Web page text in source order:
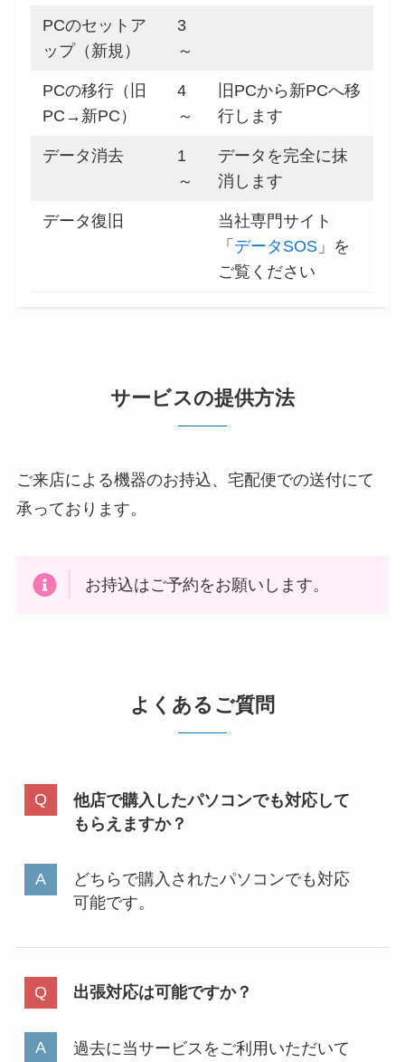
PCのセットア
ップ（新規）
3
～
PCの移行（旧
PC→新PC）
4
～
旧PCから新PCへ移
行します
データ消去
1
～
データを完全に抹
消します
データ復旧
当社専門サイト
「 データSOS 」を
ご覧ください
サービスの提供方法
ご来店による機器のお持込、宅配便での送付にて
承っております。
お持込はご予約をお願いします。
よくあるご質問
他店で購入したパソコンでも対応して
もらえますか？
どちらで購入されたパソコンでも対応
可能です。
出張対応は可能ですか？
過去に当サービスをご利用いただいて